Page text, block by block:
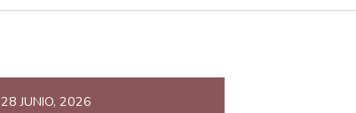
28 JUNIO, 2026